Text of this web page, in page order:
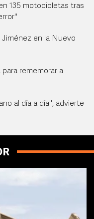
135 motocicletas tras
Jiménez en la Nuevo
para rememorar a
al día a día", advierte